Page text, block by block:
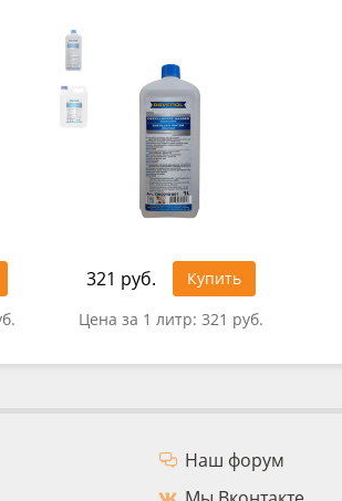
321 руб.
Купить
Цена за 1 литр: 321 руб.
Наш форум